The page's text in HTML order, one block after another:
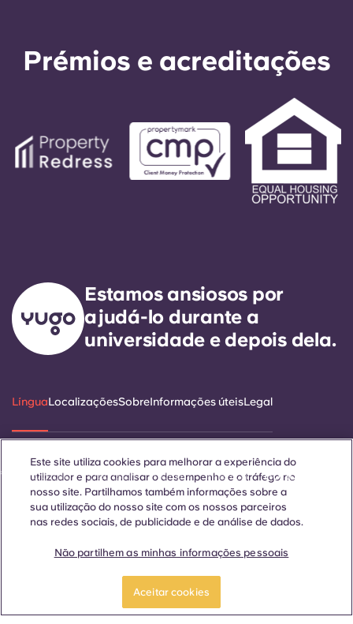
Prémios e acreditações
Estamos ansiosos por
ajudá-lo durante a
universidade e depois dela.
LínguaLocalizaçõesSobreInformações úteisLegal
Català Deutsch Italian French Portuguese
Contactar-nos
Este site utiliza cookies para melhorar a experiência do
utilizador e para analisar o desempenho e o tráfego no
nosso site. Partilhamos também informações sobre a
sua utilização do nosso site com os nossos parceiros
nas redes sociais, de publicidade e de análise de dados.
Não partilhem as minhas informações pessoais
Aceitar cookies